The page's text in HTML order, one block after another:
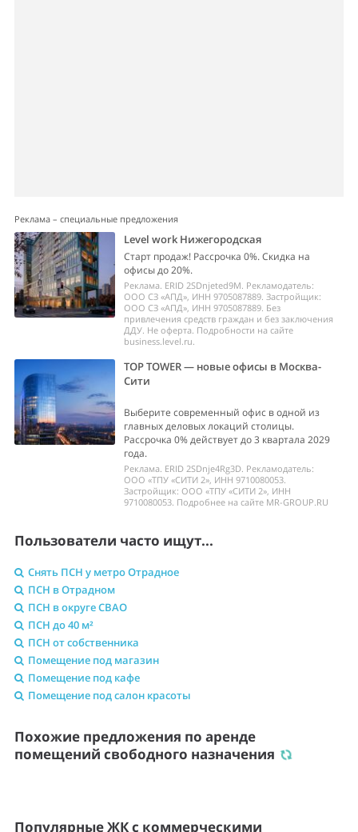
Реклама – специальные предложения
Level work Нижегородская
Старт продаж! Рассрочка 0%. Скидка на
офисы до 20%.
Реклама. ERID 2SDnjeted9M. Рекламодатель:
ООО СЗ «АПД», ИНН 9705087889. Застройщик:
ООО СЗ «АПД», ИНН 9705087889. Без
привлечения средств граждан и без заключения
ДДУ. Не оферта. Подробности на сайте
business.level.ru.
TOP TOWER — новые офисы в Москва-
Сити
Выберите современный офис в одной из
главных деловых локаций столицы.
Рассрочка 0% действует до 3 квартала 2029
года.
Реклама. ERID 2SDnje4Rg3D. Рекламодатель:
ООО «ТПУ «СИТИ 2», ИНН 9710080053.
Застройщик: ООО «ТПУ «СИТИ 2», ИНН
9710080053. Подробнее на сайте MR-GROUP.RU
Пользователи часто ищут...
Снять ПСН у метро Отрадное
ПСН в Отрадном
ПСН в округе СВАО
ПСН до 40 м²
ПСН от собственника
Помещение под магазин
Помещение под кафе
Помещение под салон красоты
Похожие предложения по аренде
помещений свободного назначения
Популярные ЖК с коммерческими